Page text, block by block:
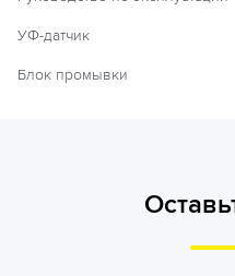
УФ-датчик
Блок промывки